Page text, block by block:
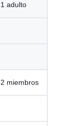
1 adulto
2 miembros